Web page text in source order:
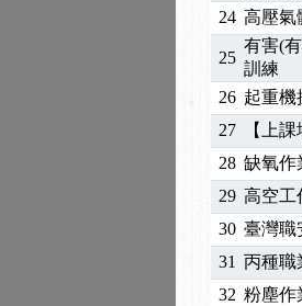
2025/
2025/
2025/05/
2025/
2025/
訓測驗
2025/
2026/
2026/
2026/
2026/
2025/11/
24 高壓氣
25
有害(
訓練
26 起重機
27 【上
28 缺氧作
29 高空工
30 臺灣職
31 丙種職
32 粉塵作